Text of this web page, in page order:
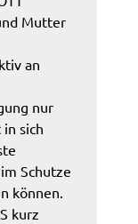
Mutter
an
nur
sich
Schutze
können.
kurz